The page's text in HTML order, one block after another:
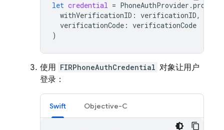
let credential = PhoneAuthProvider .
withVerificationID : verificationID,
verificationCode : verificationCode
)
使用 FIRPhoneAuthCredential 对象让用户
登录：
Swift Objective-C